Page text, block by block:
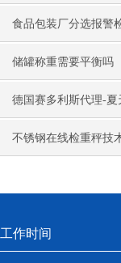
储罐称重需要平衡吗
不锈钢在线检重秤技
工作时间